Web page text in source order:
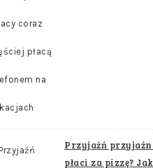
Przyjaźń
płaci za pizzę?